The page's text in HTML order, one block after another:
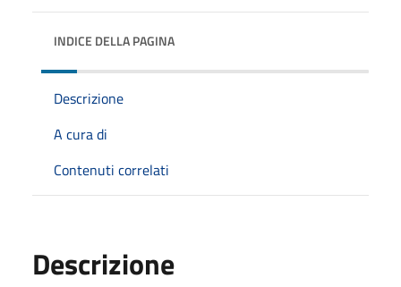
INDICE DELLA PAGINA
Descrizione
A cura di
Contenuti correlati
Descrizione